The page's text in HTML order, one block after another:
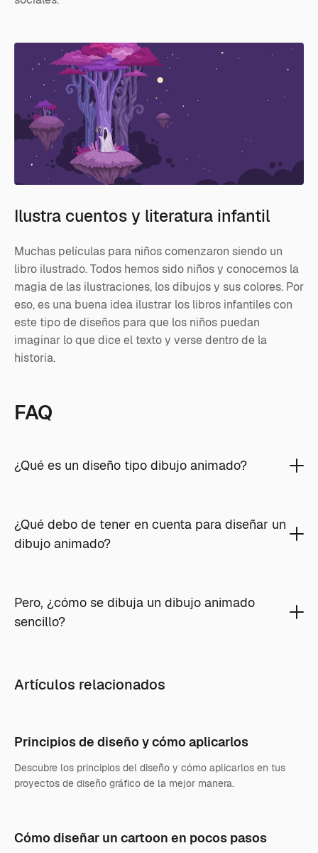
Ilustra cuentos y literatura infantil
Muchas películas para niños comenzaron siendo un
libro ilustrado. Todos hemos sido niños y conocemos la
magia de las ilustraciones, los dibujos y sus colores. Por
eso, es una buena idea ilustrar los libros infantiles con
este tipo de diseños para que los niños puedan
imaginar lo que dice el texto y verse dentro de la
historia.
FAQ
¿Qué es un diseño tipo dibujo animado?
¿Qué debo de tener en cuenta para diseñar un
dibujo animado?
Pero, ¿cómo se dibuja un dibujo animado
sencillo?
Artículos relacionados
Principios de diseño y cómo aplicarlos
Descubre los principios del diseño y cómo aplicarlos en tus
proyectos de diseño gráfico de la mejor manera.
Cómo diseñar un cartoon en pocos pasos